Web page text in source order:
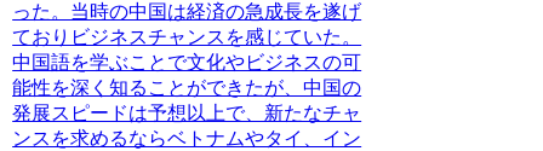
った。当時の中国は経済の急成長を遂げ
ておりビジネスチャンスを感じていた。
中国語を学ぶことで文化やビジネスの可
能性を深く知ることができたが、中国の
発展スピードは予想以上で、新たなチャ
ンスを求めるならベトナムやタイ、イン